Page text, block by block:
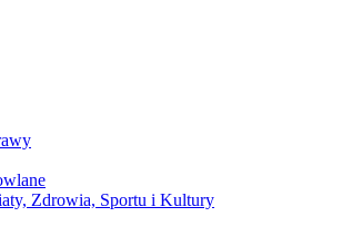
Zdrowia, Sportu i Kultury